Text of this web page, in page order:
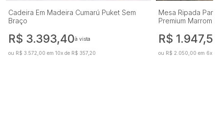
Cadeira Em Madeira Cumarú Puket Sem
Braço
R$ 3.393,40à vista
ou R$ 3.572,00 em 10x de R$ 357,20
Mesa Ripada Para
Premium Marrom
R$
ou R$ 2.050,00 em 6x